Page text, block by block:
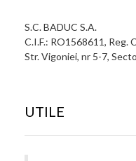
S.C. BADUC S.A.
C.I.F.: RO1568611, Reg.
Str. Vigoniei, nr 5-7,
UTILE